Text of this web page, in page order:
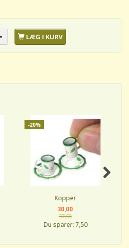
LÆG I KURV
-20%
Kopper
30,00
37,50
Du sparer: 7,50